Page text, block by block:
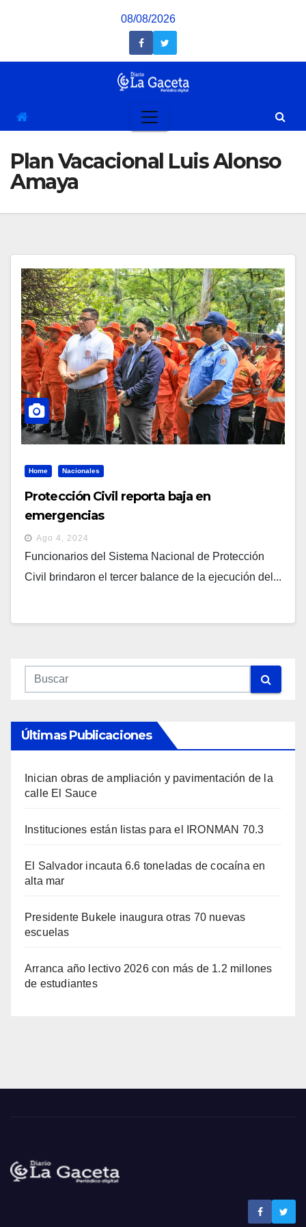
08/08/2026
Plan Vacacional Luis Alonso
Amaya
Home Nacionales
Protección Civil reporta baja en
emergencias
Ago 4, 2024
Funcionarios del Sistema Nacional de Protección
Civil brindaron el tercer balance de la ejecución del...
Últimas Publicaciones
Inician obras de ampliación y pavimentación de la
calle El Sauce
Instituciones están listas para el IRONMAN 70.3
El Salvador incauta 6.6 toneladas de cocaína en
alta mar
Presidente Bukele inaugura otras 70 nuevas
escuelas
Arranca año lectivo 2026 con más de 1.2 millones
de estudiantes